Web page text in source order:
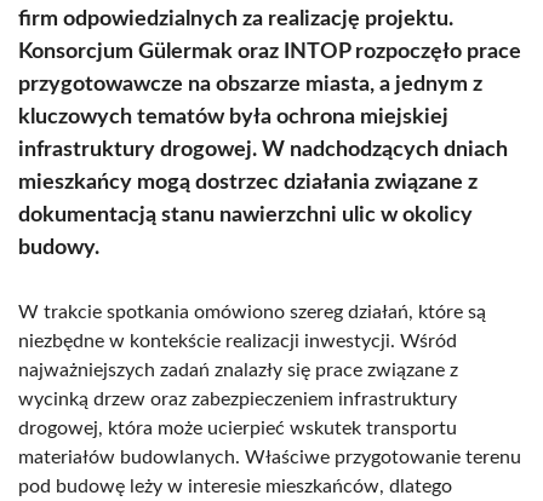
firm odpowiedzialnych za realizację projektu.
Konsorcjum Gülermak oraz INTOP rozpoczęło prace
przygotowawcze na obszarze miasta, a jednym z
kluczowych tematów była ochrona miejskiej
infrastruktury drogowej. W nadchodzących dniach
mieszkańcy mogą dostrzec działania związane z
dokumentacją stanu nawierzchni ulic w okolicy
budowy.
W trakcie spotkania omówiono szereg działań, które są
niezbędne w kontekście realizacji inwestycji. Wśród
najważniejszych zadań znalazły się prace związane z
wycinką drzew oraz zabezpieczeniem infrastruktury
drogowej, która może ucierpieć wskutek transportu
materiałów budowlanych. Właściwe przygotowanie terenu
pod budowę leży w interesie mieszkańców, dlatego